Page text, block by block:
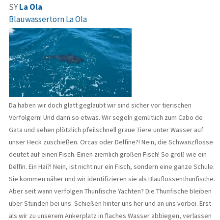
SYLa Ola
Blauwassertörn La Ola
Da haben wir doch glatt geglaubt wir sind sicher vor tierischen
Verfolgern! Und dann so etwas. Wir segeln gemütlich zum Cabo de
Gata und sehen plötzlich pfeilschnell graue Tiere unter Wasser auf
unser Heck zuschießen. Orcas oder Delfine?! Nein, die Schwanzflosse
deutet auf einen Fisch. Einen ziemlich großen Fisch! So groß wie ein
Delfin. Ein Hai?! Nein, ist nicht nur ein Fisch, sondern eine ganze Schule.
Sie kommen näher und wir identifizieren sie als Blauflossenthunfische.
Aber seit wann verfolgen Thunfische Yachten? Die Thunfische bleiben
über Stunden bei uns. Schießen hinter uns her und an uns vorbei. Erst
als wir zu unserem Ankerplatz in flaches Wasser abbiegen, verlassen